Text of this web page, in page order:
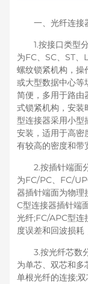
一、光纤连接
1.按接口类型分
为FC、SC、ST、
螺纹锁紧机构，操
或大型数据中心等
简便，多用于路由
式锁紧机构，安装
型连接器采用小型
安装，适用于高密
有较高的密度和带
2.按插针端面分
为FC/PC、FC/
器插针端面为物
C型连接器插针端
光纤;FC/APC型连
度误差和回波损耗
3.按光纤芯数分
为单芯、双芯和
单根光纤的连接;